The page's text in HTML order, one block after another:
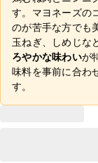
す。マヨネーズの
のが苦手な方でも
玉ねぎ、しめじな
ろやかな味わいが
味料を事前に合わ
す。